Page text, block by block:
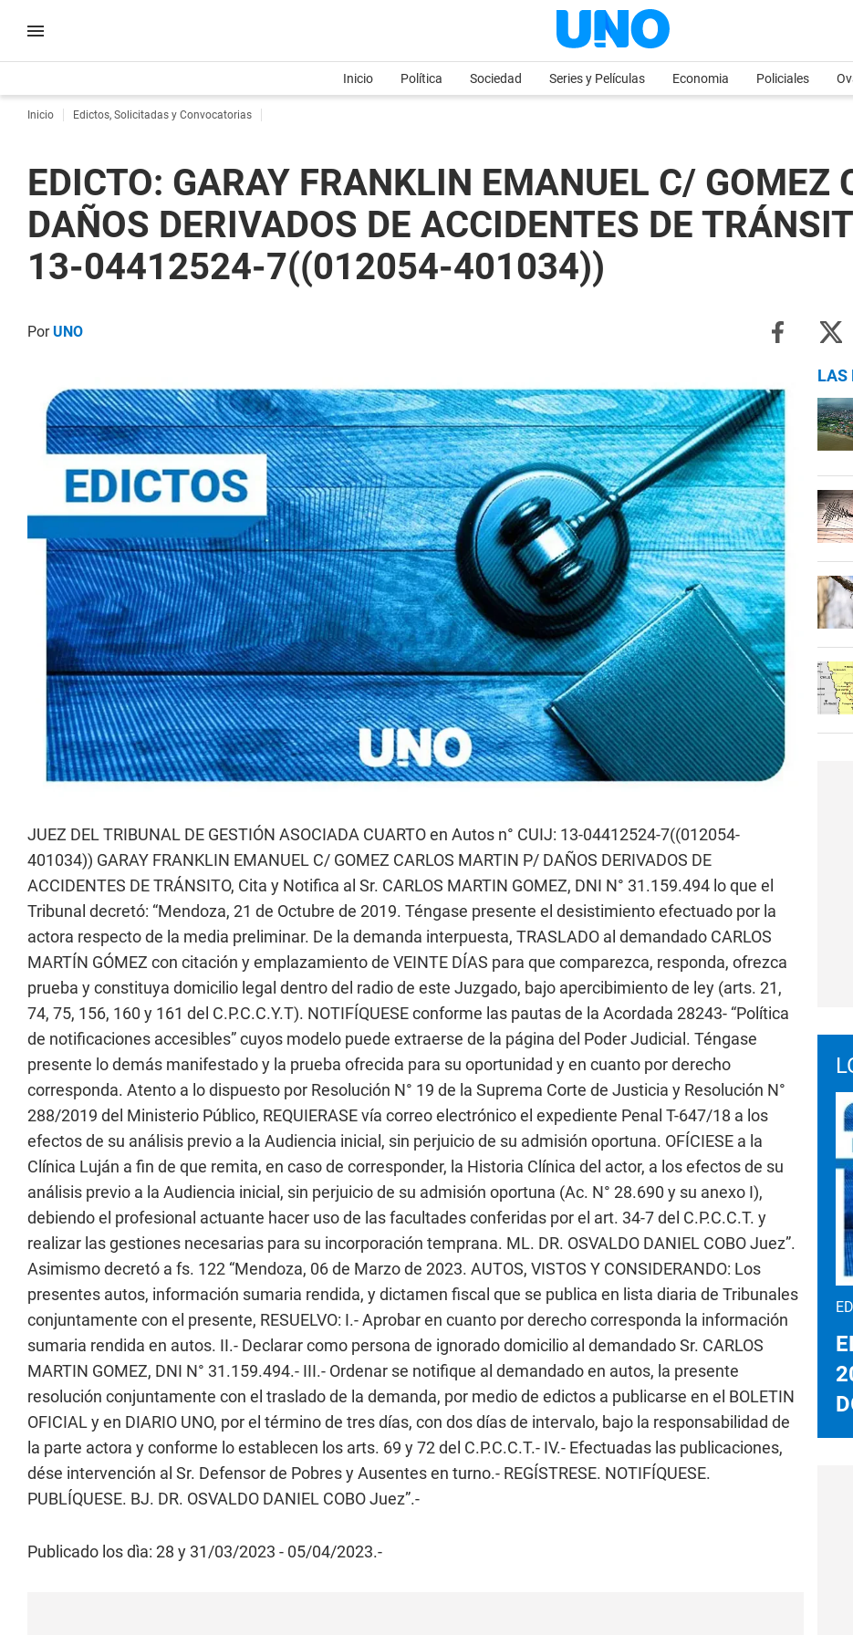
Inicio Política Sociedad Series y Películas Economia Policiales
Inicio Edictos, Solicitadas y Convocatorias
EDICTO: GARAY FRANKLIN EMANUEL C/
DAÑOS DERIVADOS DE ACCIDENTES DE
13-04412524-7((012054-401034))
PorUNO
JUEZ DEL TRIBUNAL DE GESTIÓN ASOCIADA CUARTO en Autos n° CUIJ: 13-04412524-7((012054-
401034)) GARAY FRANKLIN EMANUEL C/ GOMEZ CARLOS MARTIN P/ DAÑOS DERIVADOS DE
ACCIDENTES DE TRÁNSITO, Cita y Notifica al Sr. CARLOS MARTIN GOMEZ, DNI N° 31.159.494 lo que el
Tribunal decretó: “Mendoza, 21 de Octubre de 2019. Téngase presente el desistimiento efectuado por la
actora respecto de la media preliminar. De la demanda interpuesta, TRASLADO al demandado CARLOS
MARTÍN GÓMEZ con citación y emplazamiento de VEINTE DÍAS para que comparezca, responda, ofrezca
prueba y constituya domicilio legal dentro del radio de este Juzgado, bajo apercibimiento de ley (arts. 21,
74, 75, 156, 160 y 161 del C.P.C.C.Y.T). NOTIFÍQUESE conforme las pautas de la Acordada 28243- “Política
de notificaciones accesibles” cuyos modelo puede extraerse de la página del Poder Judicial. Téngase
presente lo demás manifestado y la prueba ofrecida para su oportunidad y en cuanto por derecho
corresponda. Atento a lo dispuesto por Resolución N° 19 de la Suprema Corte de Justicia y Resolución N°
288/2019 del Ministerio Público, REQUIERASE vía correo electrónico el expediente Penal T-647/18 a los
efectos de su análisis previo a la Audiencia inicial, sin perjuicio de su admisión oportuna. OFÍCIESE a la
Clínica Luján a fin de que remita, en caso de corresponder, la Historia Clínica del actor, a los efectos de su
análisis previo a la Audiencia inicial, sin perjuicio de su admisión oportuna (Ac. N° 28.690 y su anexo I),
debiendo el profesional actuante hacer uso de las facultades conferidas por el art. 34-7 del C.P.C.C.T. y
realizar las gestiones necesarias para su incorporación temprana. ML. DR. OSVALDO DANIEL COBO Juez”.
Asimismo decretó a fs. 122 “Mendoza, 06 de Marzo de 2023. AUTOS, VISTOS Y CONSIDERANDO: Los
presentes autos, información sumaria rendida, y dictamen fiscal que se publica en lista diaria de Tribunales
conjuntamente con el presente, RESUELVO: I.- Aprobar en cuanto por derecho corresponda la información
sumaria rendida en autos. II.- Declarar como persona de ignorado domicilio al demandado Sr. CARLOS
MARTIN GOMEZ, DNI N° 31.159.494.- III.- Ordenar se notifique al demandado en autos, la presente
resolución conjuntamente con el traslado de la demanda, por medio de edictos a publicarse en el BOLETIN
OFICIAL y en DIARIO UNO, por el término de tres días, con dos días de intervalo, bajo la responsabilidad de
la parte actora y conforme lo establecen los arts. 69 y 72 del C.P.C.C.T.- IV.- Efectuadas las publicaciones,
dése intervención al Sr. Defensor de Pobres y Ausentes en turno.- REGÍSTRESE. NOTIFÍQUESE.
PUBLÍQUESE. BJ. DR. OSVALDO DANIEL COBO Juez”.-
Publicado los dìa: 28 y 31/03/2023 - 05/04/2023.-
LAS